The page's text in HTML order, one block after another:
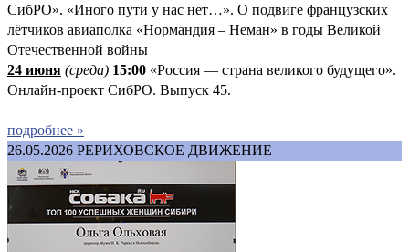
СибРО». «Иного пути у нас нет…». О подвиге французских
лётчиков авиаполка «Нормандия – Неман» в годы Великой
Отечественной войны
24 июня (среда) 15:00 «Россия — страна великого будущего».
Онлайн-проект СибРО. Выпуск 45.
подробнее »
26.05.2026 РЕРИХОВСКОЕ ДВИЖЕНИЕ